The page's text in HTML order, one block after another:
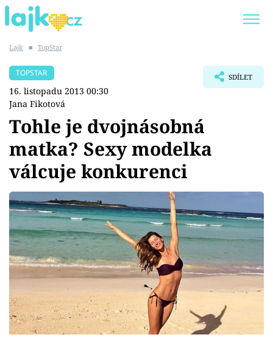
SHOPAHOLICADEL
Témata
Showbyznys
Youtubeři
Virály
Sex a vztahy
Videa
Sledujte prima+
Lajk ■ TopStar
TOPSTAR
16. listopadu 2013 00:30
Jana Fikotová
SDÍLET
Tohle je dvojnásobná
matka? Sexy modelka
válcuje konkurenci